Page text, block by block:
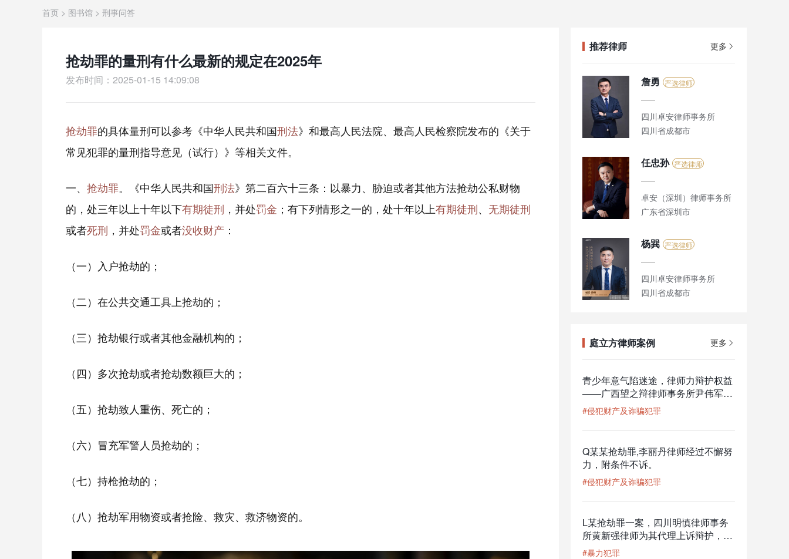
首页 > 图书馆 > 刑事问答
抢劫罪的量刑有什么最新的规定在2025年
发布时间：2025-01-15 14:09:08
抢劫罪的具体量刑可以参考《中华人民共和国刑法》和最高人民法院、最高人民检察院发布的《关于
常见犯罪的量刑指导意见（试行）》等相关文件。
一、 抢劫罪。《中华人民共和国刑法》第二百六十三条：以暴力、胁迫或者其他方法抢劫公私财物
的，处三年以上十年以下有期徒刑 ，并处罚金 ；有下列情形之一的，处十年以上有期徒刑、 无期徒刑
或者死刑 ，并处罚金或者没收财产 ：
（一）入户抢劫的；
（二）在公共交通工具上抢劫的；
（三）抢劫银行或者其他金融机构的；
（四）多次抢劫或者抢劫数额巨大的；
（五）抢劫致人重伤、死亡的；
（六）冒充军警人员抢劫的；
（七）持枪抢劫的；
（八）抢劫军用物资或者抢险、救灾、救济物资的。
推荐律师 更多
詹勇 严选律师
四川卓安律师事务所
四川省成都市
任忠孙 严选律师
卓安（深圳）律师事务所
广东省深圳市
杨巽 严选律师
四川卓安律师事务所
四川省成都市
庭立方律师案例 更多
青少年意气陷迷途，律师力辩护权益
——广西望之辩律师事务所尹伟军律
师为涉嫌入室抢劫犯罪未成年人辩
护，刑期从量刑建议三年四个月到实
#侵犯财产及诈骗犯罪
Q某某抢劫罪,李丽丹律师经过不懈努
力，附条件不诉。
#侵犯财产及诈骗犯罪
L某抢劫罪一案，四川明慎律师事务
所黄新强律师为其代理上诉辩护，获
判适用缓刑（二审改判缓刑）
#暴力犯罪